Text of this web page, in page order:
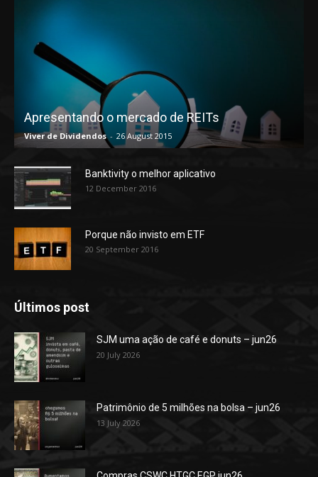
Apresentando o mercado de REITs
Viver de Dividendos - 26 August 2015
Banktivity o melhor aplicativo
12 December 2016
Porque não invisto em ETF
20 September 2016
Últimos post
SJM uma ação de café e donuts – jun26
20 July 2026
Patrimônio de 5 milhões na bolsa – jun26
13 July 2026